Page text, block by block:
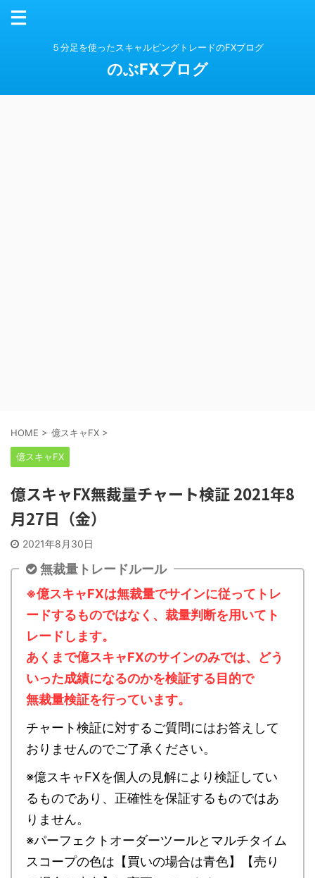
５分足を使ったスキャルピングトレードのFXブログ
のぶFXブログ
HOME > 億スキャFX >
億スキャFX
億スキャFX無裁量チャート検証 2021年8
月27日（金）
2021年8月30日
無裁量トレードルール
※億スキャFXは無裁量でサインに従ってトレ
ードするものではなく、裁量判断を用いてト
レードします。
あくまで億スキャFXのサインのみでは、どう
いった成績になるのかを検証する目的で
無裁量検証を行っています。
チャート検証に対するご質問にはお答えして
おりませんのでご了承ください。
※億スキャFXを個人の見解により検証してい
るものであり、正確性を保証するものではあ
りません。
※パーフェクトオーダーツールとマルチタイム
スコープの色は【買いの場合は青色】【売り